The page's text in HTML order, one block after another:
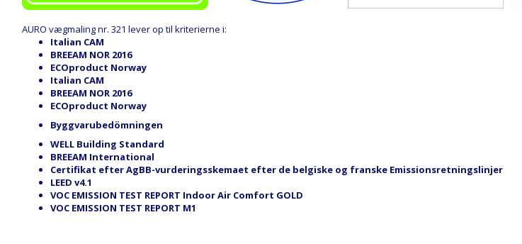
AURO vægmaling nr. 321 lever op til kriterierne i:
Italian CAM
BREEAM NOR 2016
ECOproduct Norway
Italian CAM
BREEAM NOR 2016
ECOproduct Norway
Byggvarubedömningen
WELL Building Standard
BREEAM International
Certifikat efter AgBB-vurderingsskemaet efter de belgiske og franske Emissionsretningslinjer
LEED v4.1
VOC EMISSION TEST REPORT Indoor Air Comfort GOLD
VOC EMISSION TEST REPORT M1